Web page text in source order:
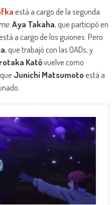
está a cargo de la segunda
. Aya Takaha, que participó en
a cargo de los guiones. Pero
, que trabajó con las OADs, y
Katōvuelve como
Junichi Matsumotoestá a